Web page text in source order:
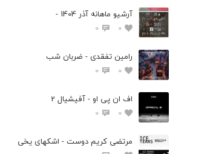
آرشیو ماهانه آذر 1404 -
0
0
رامین تفقدی - ضربان شب
0
0
اف ان پی او - آفیشیال 2
0
0
مرتضی کریم دوست - اشکهای یخی